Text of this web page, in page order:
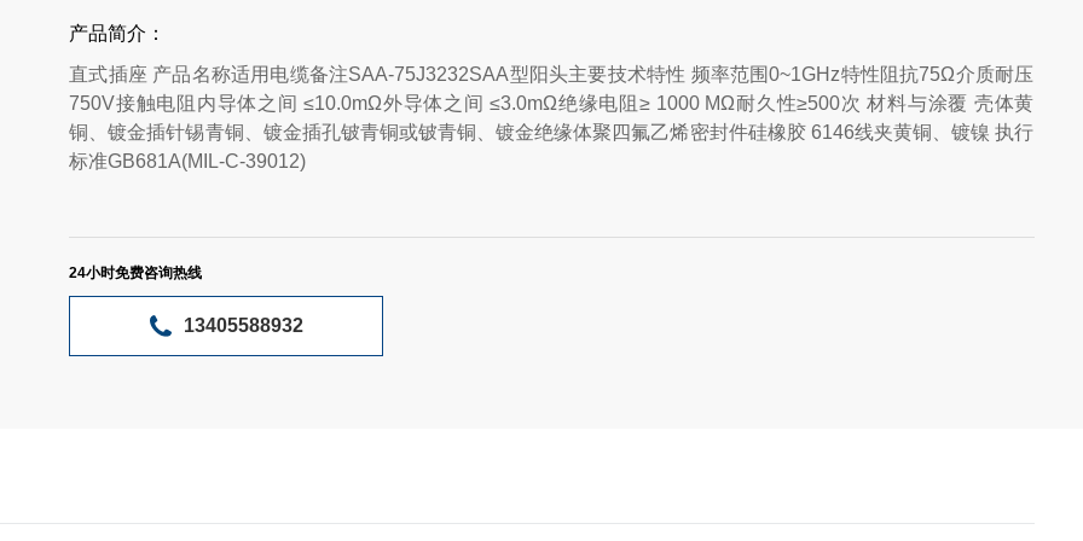
产品简介：
直式插座 产品名称适用电缆备注SAA-75J3232SAA型阳头主要技术特性 频率范围0~1GHz特性阻抗75Ω介质耐压
750V接触电阻内导体之间 ≤10.0mΩ外导体之间 ≤3.0mΩ绝缘电阻≥ 1000 MΩ耐久性≥500次 材料与涂覆 壳体黄
铜、镀金插针锡青铜、镀金插孔铍青铜或铍青铜、镀金绝缘体聚四氟乙烯密封件硅橡胶 6146线夹黄铜、镀镍 执行
标准GB681A(MIL-C-39012)
24小时免费咨询热线
13405588932